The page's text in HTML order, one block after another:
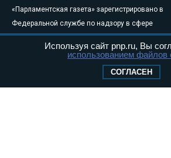
«Парламентская газета» зарегистрировано в
Федеральной службе по надзору в сфере
связи, информационных технологий и
массовых коммуникаций (Роскомнадзор) 05
Свидетельство о регистрации Эл № ФС77-
Используя сайт pnp.ru, Вы
использованием файлов
СОГЛАСЕН